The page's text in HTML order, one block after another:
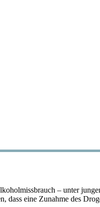
– unter
dass eine Zunahme des